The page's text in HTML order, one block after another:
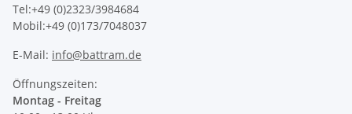
Tel:+49 (0)2323/3984684
Mobil:+49 (0)173/7048037
E-Mail: info@battram.de
Öffnungszeiten:
Montag - Freitag